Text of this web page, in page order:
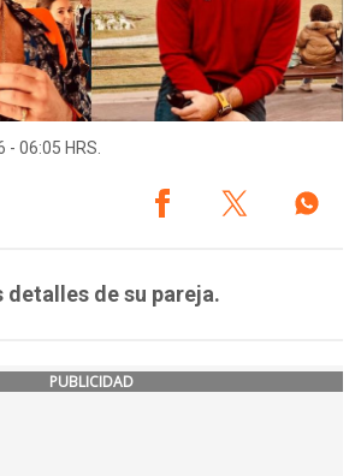
- 06:05 HRS.
detalles de su pareja.
PUBLICIDAD